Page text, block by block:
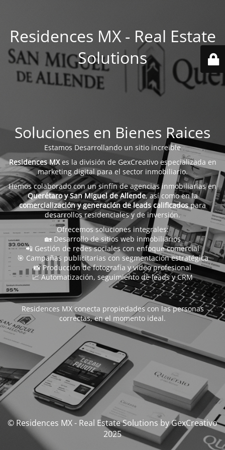
Residences MX - Real Estate
Solutions
Soluciones en Bienes Raices
Estamos Desarrollando un sitio increible
Residences MXes la división de GexCreativo especializada en
marketing digital para el sector inmobiliario.
Hemos colaborado con un sinfín de agencias inmobiliarias en
Querétaro y San Miguel de Allende, así como en la
comercialización y generación de leads calificadospara
desarrollos residenciales y de inversión.
Ofrecemos soluciones integrales:
🏡 Desarrollo de sitios web inmobiliarios
📲 Gestión de redes sociales con enfoque comercial
🎯 Campañas publicitarias con segmentación estratégica
📸 Producción de fotografía y video profesional
📈 Automatización, seguimiento de leads y CRM
Residences MX conecta propiedades con las personas
correctas, en el momento ideal.
© Residences MX - Real Estate Solutions by GexCreativo
2025